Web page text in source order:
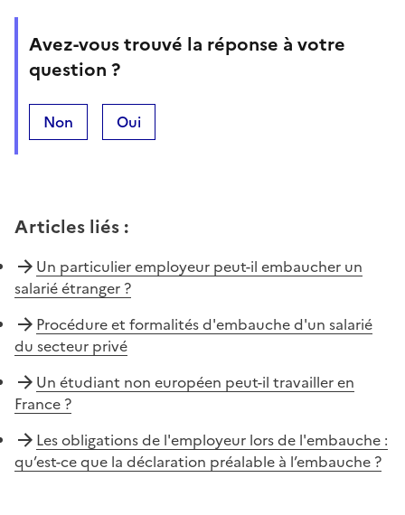
Avez-vous trouvé la réponse à votre
question ?
Non Oui
Articles liés :
Un particulier employeur peut-il embaucher un
salarié étranger ?
Procédure et formalités d'embauche d'un salarié
du secteur privé
Un étudiant non européen peut-il travailler en
France ?
Les obligations de l'employeur lors de l'embauche :
qu’est-ce que la déclaration préalable à l’embauche ?